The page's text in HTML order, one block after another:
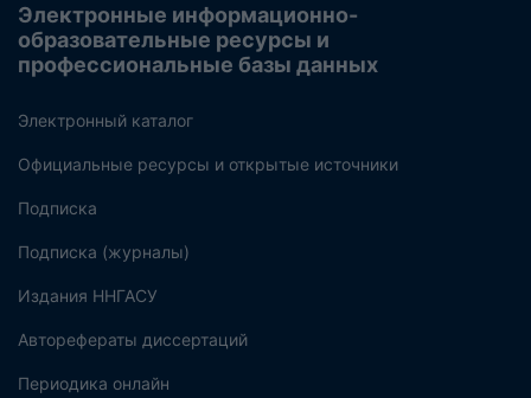
Электронные информационно-
образовательные ресурсы и
профессиональные базы данных
Электронный каталог
Официальные ресурсы и открытые источники
Подписка
Подписка (журналы)
Издания ННГАСУ
Авторефераты диссертаций
Периодика онлайн